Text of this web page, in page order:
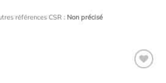
références CSR : Non précisé